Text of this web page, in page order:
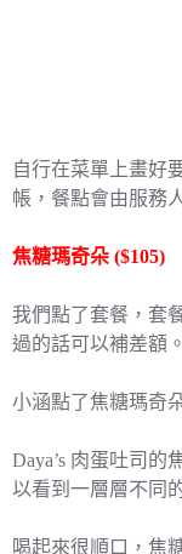
自行在菜單上畫好
帳，餐點會由服務
焦糖瑪奇朵 ($105)
我們點了套餐，套
過的話可以補差額。
小涵點了焦糖瑪奇
Daya’s 肉蛋吐司
以看到一層層不同
喝起來很順口，焦